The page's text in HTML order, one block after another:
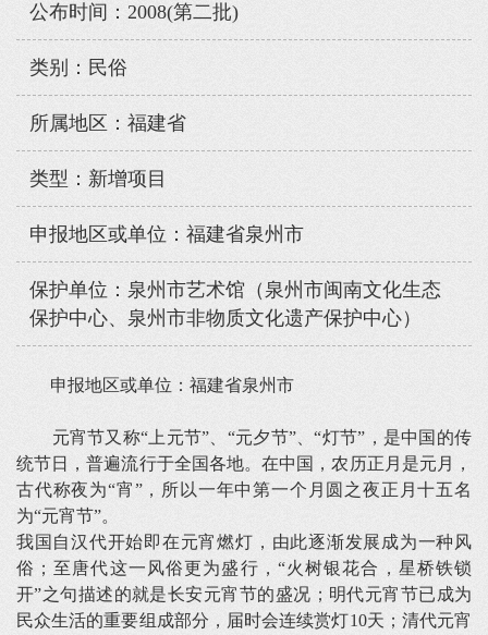
公布时间：2008(第二批)
类别：民俗
所属地区：福建省
类型：新增项目
申报地区或单位：福建省泉州市
保护单位：泉州市艺术馆（泉州市闽南文化生态
保护中心、泉州市非物质文化遗产保护中心）
申报地区或单位：福建省泉州市
元宵节又称“上元节”、“元夕节”、“灯节”，是中国的传
统节日，普遍流行于全国各地。在中国，农历正月是元月，
古代称夜为“宵”，所以一年中第一个月圆之夜正月十五名
为“元宵节”。
我国自汉代开始即在元宵燃灯，由此逐渐发展成为一种风
俗；至唐代这一风俗更为盛行，“火树银花合，星桥铁锁
开”之句描述的就是长安元宵节的盛况；明代元宵节已成为
民众生活的重要组成部分，届时会连续赏灯10天；清代元宵